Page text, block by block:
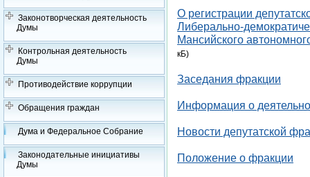
Законотворческая деятельность
Думы
Контрольная деятельность
Думы
Противодействие коррупции
Обращения граждан
Дума и Федеральное Собрание
Законодательные инициативы
Думы
О регистрации
Либерально-
Мансийского
кБ)
Заседания фракции
Информация о
Новости депутатской
Положение о фракции